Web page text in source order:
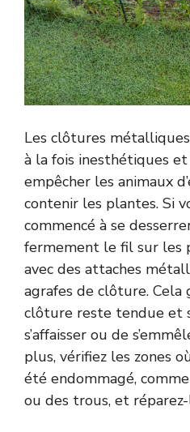
Les clôtures
à la fois inesthétiques
empêcher les animaux
contenir les plantes. Si
commencé à se
fermement le fil sur les
avec des attaches
agrafes de clôture. Cela
clôture reste tendue et
s’affaisser ou de
plus, vérifiez les zones
été endommagé,
ou des trous, et